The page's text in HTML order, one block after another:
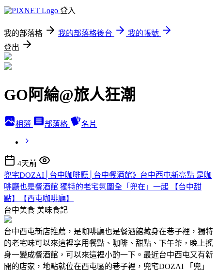
登入
我的部落格 我的部落格後台
我的帳號
登出
GO阿綸@旅人狂潮
相簿 部落格 名片
4天前
兜宅DOZAI│台中咖啡廳│台中餐酒館》台中西屯新亮點 是咖
啡廳也是餐酒館 獨特的老宅氛圍全「兜在」一起 【台中甜
點】【西屯咖啡廳】
台中美食 美味食記
台中西屯新店推薦，是咖啡廳也是餐酒館藏身在巷子裡，獨特
的老宅味可以來這裡享用餐點、咖啡、甜點、下午茶，晚上搖
身一變成餐酒館，可以來這裡小酌一下。最近台中西屯又有新
開的店家，地點就位在西屯區的巷子裡，兜宅DOZAI 「兜」